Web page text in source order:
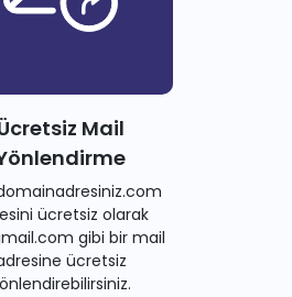
Mail
ücretsiz olarak
gibi bir mail
ücretsiz